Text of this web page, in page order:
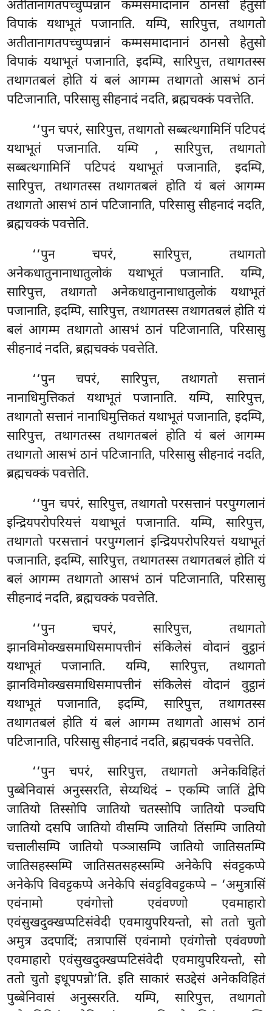
अतीतानागतपच्चुप्पन्नानं कम्मसमादानानं ठानसो हेतुसो
विपाकं यथाभूतं पजानाति. यम्पि, सारिपुत्त, तथागतो
अतीतानागतपच्चुप्पन्नानं कम्मसमादानानं ठानसो हेतुसो
विपाकं यथाभूतं पजानाति, इदम्पि, सारिपुत्त, तथागतस्स
तथागतबलं होति यं बलं आगम्म तथागतो आसभं ठानं
पटिजानाति, परिसासु सीहनादं नदति, ब्रह्मचक्कं पवत्तेति.
‘‘पुन चपरं, सारिपुत्त, तथागतो सब्बत्थगामिनिं पटिपदं
यथाभूतं पजानाति. यम्पि , सारिपुत्त, तथागतो
सब्बत्थगामिनिं पटिपदं यथाभूतं पजानाति, इदम्पि,
सारिपुत्त, तथागतस्स तथागतबलं होति यं बलं आगम्म
तथागतो आसभं ठानं पटिजानाति, परिसासु सीहनादं नदति,
ब्रह्मचक्कं पवत्तेति.
‘‘पुन चपरं, सारिपुत्त, तथागतो
अनेकधातुनानाधातुलोकं यथाभूतं पजानाति. यम्पि,
सारिपुत्त, तथागतो अनेकधातुनानाधातुलोकं यथाभूतं
पजानाति, इदम्पि, सारिपुत्त, तथागतस्स तथागतबलं होति यं
बलं आगम्म तथागतो आसभं ठानं पटिजानाति, परिसासु
सीहनादं नदति, ब्रह्मचक्कं पवत्तेति.
‘‘पुनचपरं, सारिपुत्त, तथागतो सत्तानं
नानाधिमुत्तिकतं यथाभूतं पजानाति. यम्पि, सारिपुत्त,
तथागतो सत्तानं नानाधिमुत्तिकतं यथाभूतं पजानाति, इदम्पि,
सारिपुत्त, तथागतस्स तथागतबलं होति यं बलं आगम्म
तथागतो आसभं ठानं पटिजानाति, परिसासु सीहनादं नदति,
ब्रह्मचक्कं पवत्तेति.
‘‘पुन चपरं, सारिपुत्त, तथागतो परसत्तानं परपुग्गलानं
इन्द्रियपरोपरियत्तं यथाभूतं पजानाति. यम्पि, सारिपुत्त,
तथागतो परसत्तानं परपुग्गलानं इन्द्रियपरोपरियत्तं यथाभूतं
पजानाति, इदम्पि, सारिपुत्त, तथागतस्स तथागतबलं होति यं
बलं आगम्म तथागतो आसभं ठानं पटिजानाति, परिसासु
सीहनादं नदति, ब्रह्मचक्कं पवत्तेति.
‘‘पुन चपरं, सारिपुत्त, तथागतो
झानविमोक्खसमाधिसमापत्तीनं संकिलेसं वोदानं वुट्ठानं
यथाभूतं पजानाति. यम्पि, सारिपुत्त, तथागतो
झानविमोक्खसमाधिसमापत्तीनंसंकिलेसं वोदानं वुट्ठानं
यथाभूतं पजानाति, इदम्पि, सारिपुत्त, तथागतस्स
तथागतबलं होति यं बलं आगम्म तथागतो आसभं ठानं
पटिजानाति, परिसासु सीहनादं नदति, ब्रह्मचक्कं पवत्तेति.
‘‘पुनचपरं, सारिपुत्त, तथागतो अनेकविहितं
पुब्बेनिवासं अनुस्सरति, सेय्यथिदं – एकम्पि जातिं द्वेपि
जातियो तिस्सोपि जातियो चतस्सोपि जातियो पञ्चपि
जातियो दसपि जातियो वीसम्पि जातियो तिंसम्पि जातियो
चत्तालीसम्पि जातियो पञ्ञासम्पि जातियो जातिसतम्पि
जातिसहस्सम्पि जातिसतसहस्सम्पि अनेकेपि संवट्टकप्पे
अनेकेपि विवट्टकप्पे अनेकेपि संवट्टविवट्टकप्पे – ‘अमुत्रासिं
एवंनामो एवंगोत्तो एवंवण्णो एवमाहारो
एवंसुखदुक्खप्पटिसंवेदी एवमायुपरियन्तो, सो ततो चुतो
अमुत्र उदपादिं; तत्रापासिं एवंनामो एवंगोत्तो एवंवण्णो
एवमाहारो एवंसुखदुक्खप्पटिसंवेदी एवमायुपरियन्तो, सो
ततो चुतो इधूपपन्नो’ति. इति साकारं सउद्देसं अनेकविहितं
पुब्बेनिवासं अनुस्सरति. यम्पि, सारिपुत्त, तथागतो